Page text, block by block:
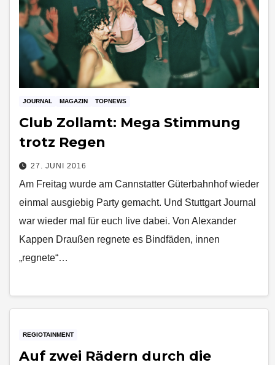
JOURNAL MAGAZIN TOPNEWS
Club Zollamt: Mega Stimmung
trotz Regen
27. JUNI 2016
Am Freitag wurde am Cannstatter Güterbahnhof wieder
einmal ausgiebig Party gemacht. Und Stuttgart Journal
war wieder mal für euch live dabei. Von Alexander
Kappen Draußen regnete es Bindfäden, innen
„regnete“…
REGIOTAINMENT
Auf zwei Rädern durch die